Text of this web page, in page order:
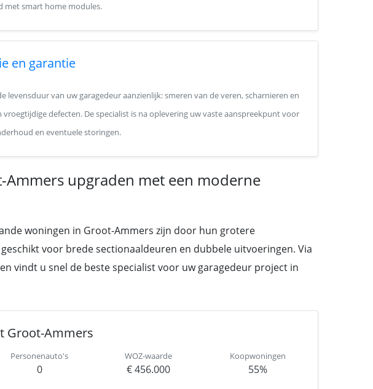
met smart home modules.
en garantie
levensduur van uw garagedeur aanzienlijk: smeren van de veren, scharnieren en
defecten. De specialist is na oplevering uw vaste aanspreekpunt voor
en eventuele storingen.
Ammers upgraden met een moderne
woningen in Groot-Ammers zijn door hun grotere
voor brede sectionaaldeuren en dubbele uitvoeringen. Via
vindt u snel de beste specialist voor uw garagedeur project in
Groot-Ammers
Personenauto's
0
WOZ-waarde
€ 456.000
Koopwoningen
55%